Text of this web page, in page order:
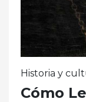
Historia y
Cómo